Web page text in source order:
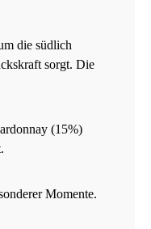
die südlich
sorgt. Die
(15%)
Momente.